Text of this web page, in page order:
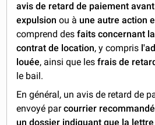
avis de retard de paiement
expulsion ou à une autre action
comprend desfaits concernant
contrat de location, y compris
louée, ainsi que lesfrais de
le bail.
En général, un avis de retard de
envoyé parcourrier recommandé
un dossier indiquant que la